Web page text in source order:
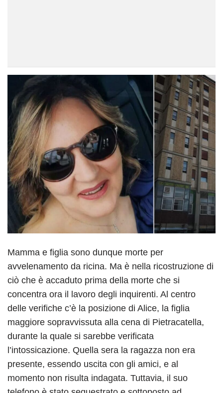
Mamma e figlia sono dunque morte per
avvelenamento da ricina. Ma è nella ricostruzione di
ciò che è accaduto prima della morte che si
concentra ora il lavoro degli inquirenti. Al centro
delle verifiche c’è la posizione di Alice, la figlia
maggiore sopravvissuta alla cena di Pietracatella,
durante la quale si sarebbe verificata
l’intossicazione. Quella sera la ragazza non era
presente, essendo uscita con gli amici, e al
momento non risulta indagata. Tuttavia, il suo